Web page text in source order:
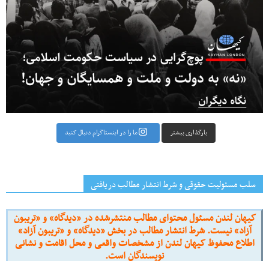
بارگذاری بیشتر ما را در اینستاگرام دنبال کنید
سلب مسئولیت حقوقی و شرط انتشار مطالب دریافتی
کیهان لندن مسئول محتوای مطالب منتشرشده در «دیدگاه» و «تریبون
آزاد» نیست. شرط انتشار مطالب در بخش «دیدگاه» و «تریبون آزاد»
اطلاع محفوظ کیهان لندن از مشخصات واقعی و محل اقامت و نشانی
نویسندگان است.